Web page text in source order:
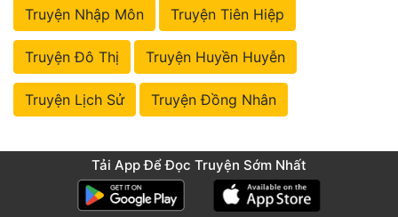
Sát Phạt Quyết Đoán
Vô Sỉ
Điềm Đạm
Truyện Nhập Môn Truyện Tiên Hiệp
Truyện Đô Thị Truyện Huyền Huyễn
Truyện Lịch Sử Truyện Đồng Nhân
Tải App Để Đọc Truyện Sớm Nhất